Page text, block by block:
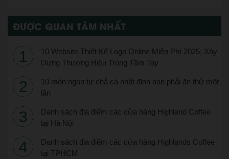
ĐƯỢC QUAN TÂM NHẤT
10 Website Thiết Kế Logo Online Miễn Phí 2025: Xây
Dựng Thương Hiệu Trong Tầm Tay
10 món ngon từ chả cá nhất định bạn phải ăn thử một
lần
Danh sách địa điểm các cửa hàng Highland Coffee
tại Hà Nội
Danh sách địa điểm các cửa hàng Highlands Coffee
tại TPHCM